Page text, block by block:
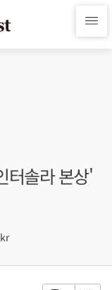
터솔라 본상'